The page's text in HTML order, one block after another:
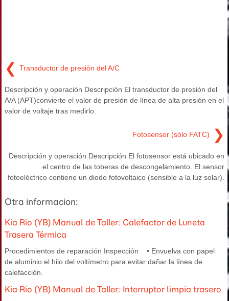
❮ Transductor de presión del A/C
Descripción y operación Descripción El transductor de presión del
A/A (APT)convierte el valor de presión de línea de alta presión en el
valor de voltaje tras medirlo.
Fotosensor (sólo FATC) ❯
Descripción y operación Descripción El fotosensor está ubicado en
el centro de las toberas de descongelamiento. El sensor
fotoeléctrico contiene un diodo fotovoltaico (sensible a la luz solar).
Otra informacion:
Kia Rio (YB) Manual de Taller: Calefactor de Luneta
Trasera Térmica
Procedimientos de reparación Inspección • Envuelva con papel
de aluminio el hilo del voltímetro para evitar dañar la línea de
calefacción.
Kia Rio (YB) Manual de Taller: Interruptor limpia trasero